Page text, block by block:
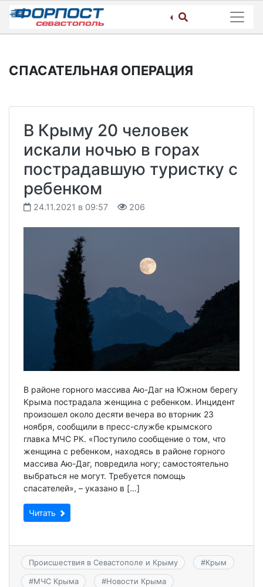
Skip
content
СПАСАТЕЛЬНАЯ ОПЕРАЦИЯ
В Крыму 20 человек
искали ночью в горах
пострадавшую туристку с
ребенком
24.11.2021 в 09:57 206
В районе горного массива Аю-Даг на Южном берегу
Крыма пострадала женщина с ребенком. Инцидент
произошел около десяти вечера во вторник 23
ноября, сообщили в пресс-службе крымского
главка МЧС РК. «Поступило сообщение о том, что
женщина с ребенком, находясь в районе горного
массива Аю-Даг, повредила ногу; самостоятельно
выбраться не могут. Требуется помощь
спасателей», – указано в […]
Читать
Происшествия в Севастополе и Крыму #Крым
#МЧС Крыма #Новости Крыма